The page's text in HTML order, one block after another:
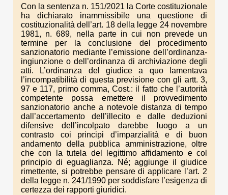
Con la sentenza n. 151/2021 la Corte costituzionale
ha dichiarato inammissibile una questione di
costituzionalità dell’art. 18 della legge 24 novembre
1981, n. 689, nella parte in cui non prevede un
termine per la conclusione del procedimento
sanzionatorio mediante l’emissione dell’ordinanza-
ingiunzione o dell’ordinanza di archiviazione degli
atti. L’ordinanza del giudice a quo lamentava
l’incompatibilità di questa previsione con gli artt. 3,
97 e 117, primo comma, Cost.: il fatto che l’autorità
competente possa emettere il provvedimento
sanzionatorio anche a notevole distanza di tempo
dall’accertamento dell’illecito e dalle deduzioni
difensive dell’incolpato darebbe luogo a un
contrasto coi principi d’imparzialità e di buon
andamento della pubblica amministrazione, oltre
che con la tutela del legittimo affidamento e col
principio di eguaglianza. Né; aggiunge il giudice
rimettente, si potrebbe pensare di applicare l’art. 2
della legge n. 241/1990 per soddisfare l’esigenza di
certezza dei rapporti giuridici.